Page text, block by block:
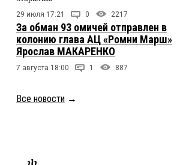
29 июля 17:21 0 2217
За обман 93 омичей отправлен в
колонию глава АЦ «Ромни Марш»
Ярослав МАКАРЕНКО
7 августа 18:00 1 887
Все новости →